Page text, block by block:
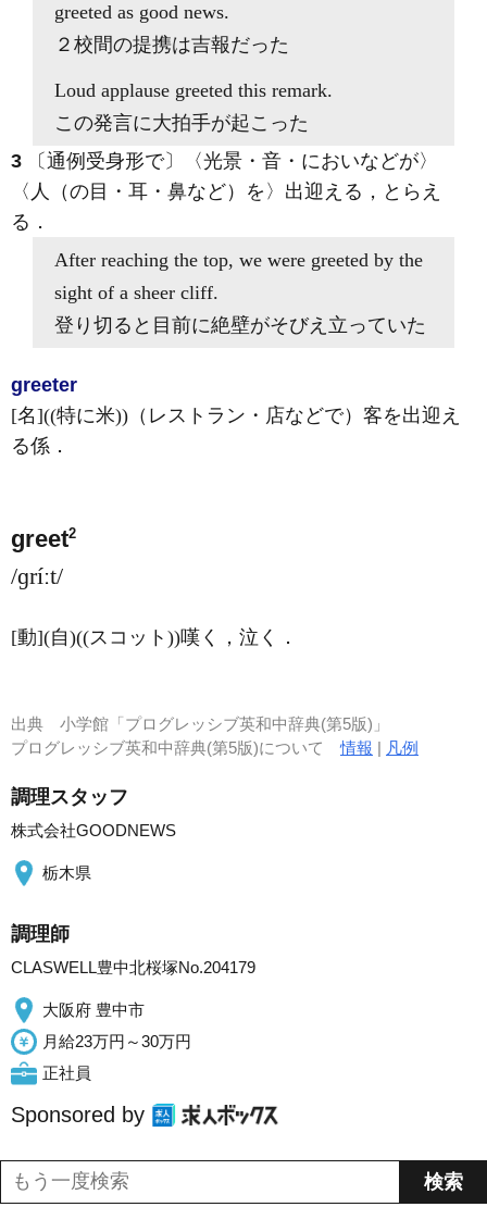
greeted as good news.
２校間の提携は吉報だった
Loud applause greeted this remark.
この発言に大拍手が起こった
3 〔通例受身形で〕〈光景・音・においなどが〉
〈人（の目・耳・鼻など）を〉出迎える，とらえ
る ．
After reaching the top, we were greeted by the
sight of a sheer cliff.
登り切ると目前に絶壁がそびえ立っていた
greeter
[名]((特に米))（レストラン・店などで）客を出迎え
る係 ．
greet2
/ɡríːt/
[動](自)((スコット))嘆く，泣く ．
出典 小学館「プログレッシブ英和中辞典(第5版)」
プログレッシブ英和中辞典(第5版)について情報 | 凡例
調理スタッフ
株式会社GOODNEWS
栃木県
調理師
CLASWELL豊中北桜塚No.204179
大阪府 豊中市
月給23万円～30万円
正社員
Sponsored by